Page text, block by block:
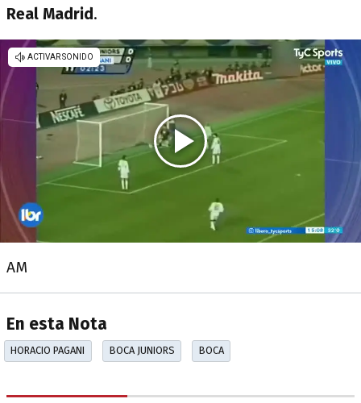
Real Madrid.
AM
En esta Nota
HORACIO PAGANI BOCA JUNIORS BOCA